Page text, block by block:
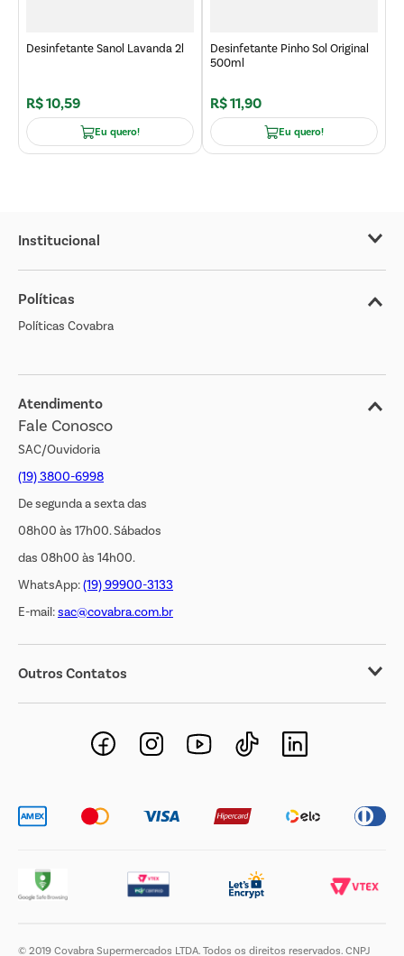
Desinfetante Sanol Lavanda 2l
R$10,59
Eu quero!
Desinfetante Pinho Sol Original
500ml
R$11,90
Eu quero!
Institucional
Sobre o Covabra
Nossas Lojas
Cliente Bem Estar
Jornal de Ofertas
Transparência Salarial
Políticas
Políticas Covabra
Atendimento
Fale Conosco
SAC/Ouvidoria
(19) 3800-6998
De segunda a sexta das
08h00 às 17h00. Sábados
das 08h00 às 14h00.
WhatsApp:(19) 99900-3133
E-mail:sac@covabra.com.br
Outros Contatos
Negócios Imobiliários
Novos Fornecedores
© 2019 Covabra Supermercados LTDA. Todos os direitos reservados. CNPJ